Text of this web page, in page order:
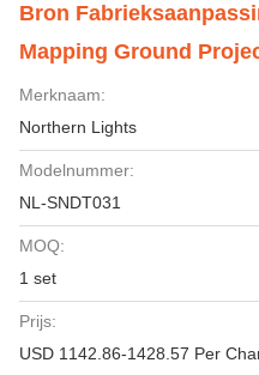
Bron
Mapping Ground
Merknaam:
Northern Lights
Modelnummer:
NL-SNDT031
MOQ:
1 set
Prijs:
USD 1142.86-1428.57 Per